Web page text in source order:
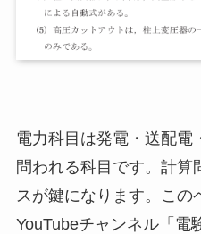
電力科目は発電・送配電
問われる科目です。計算
スが鍵になります。この
YouTubeチャンネル「電